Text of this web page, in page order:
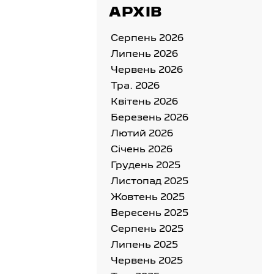
АРХІВ
Серпень 2026
Липень 2026
Червень 2026
Тра. 2026
Квітень 2026
Березень 2026
Лютий 2026
Cічень 2026
Грудень 2025
Листопад 2025
Жовтень 2025
Вересень 2025
Серпень 2025
Липень 2025
Червень 2025